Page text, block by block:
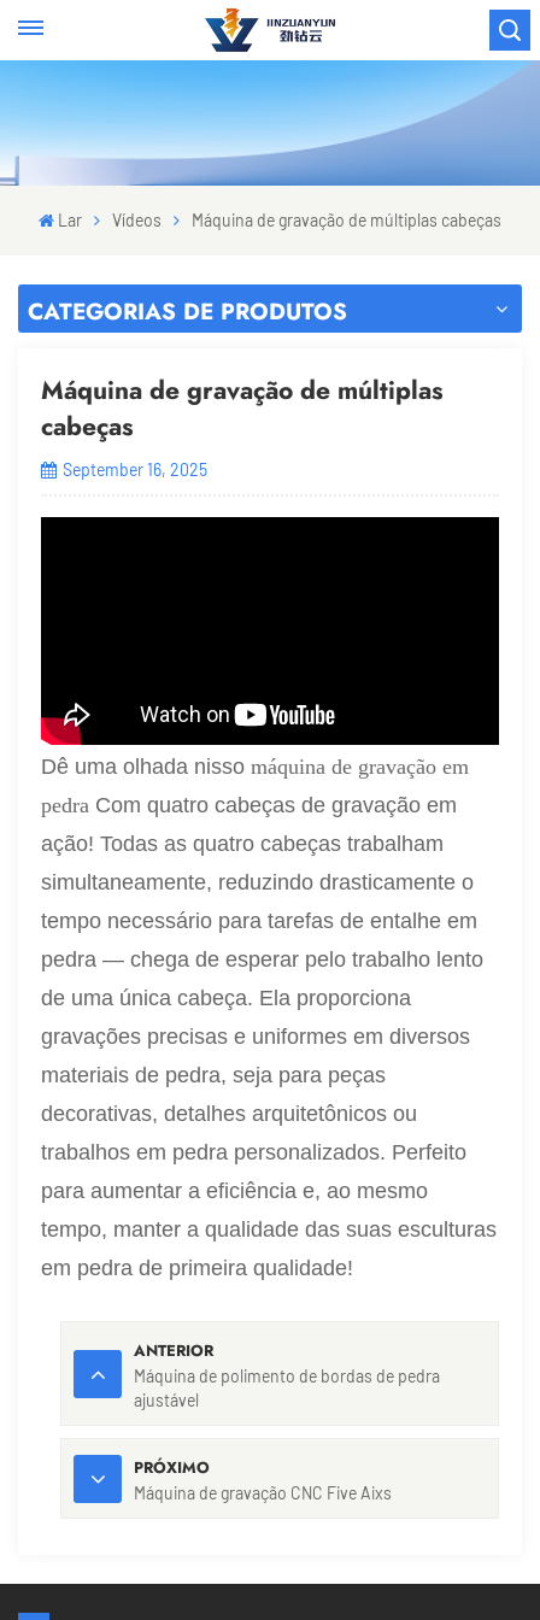
Lar Vídeos Máquina de gravação de múltiplas cabeças
CATEGORIAS DE PRODUTOS
Máquina de gravação de múltiplas
cabeças
September 16, 2025
Dê uma olhada nissomáquina de gravação em
pedra Com quatro cabeças de gravação em
ação! Todas as quatro cabeças trabalham
simultaneamente, reduzindo drasticamente o
tempo necessário para tarefas de entalhe em
pedra — chega de esperar pelo trabalho lento
de uma única cabeça. Ela proporciona
gravações precisas e uniformes em diversos
materiais de pedra, seja para peças
decorativas, detalhes arquitetônicos ou
trabalhos em pedra personalizados. Perfeito
para aumentar a eficiência e, ao mesmo
tempo, manter a qualidade das suas esculturas
em pedra de primeira qualidade!
ANTERIOR
Máquina de polimento de bordas de pedra
ajustável
PRÓXIMO
Máquina de gravação CNC Five Aixs